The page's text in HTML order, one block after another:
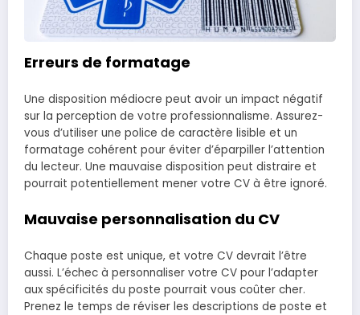
Erreurs de formatage
Une disposition médiocre peut avoir un impact négatif
sur la perception de votre professionnalisme. Assurez-
vous d’utiliser une police de caractère lisible et un
formatage cohérent pour éviter d’éparpiller l’attention
du lecteur. Une mauvaise disposition peut distraire et
pourrait potentiellement mener votre CV à être ignoré.
Mauvaise personnalisation du CV
Chaque poste est unique, et votre CV devrait l’être
aussi. L’échec à personnaliser votre CV pour l’adapter
aux spécificités du poste pourrait vous coûter cher.
Prenez le temps de réviser les descriptions de poste et